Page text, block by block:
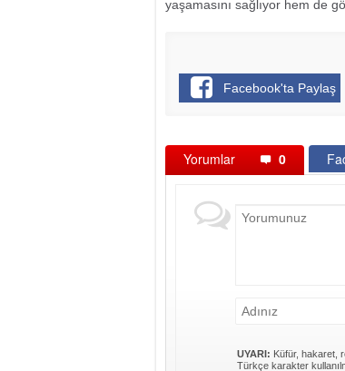
yaşamasını sağlıyor hem de
Facebook'ta Paylaş
Yorumlar 0
UYARI: Küfür, hakaret,
Türkçe karakter